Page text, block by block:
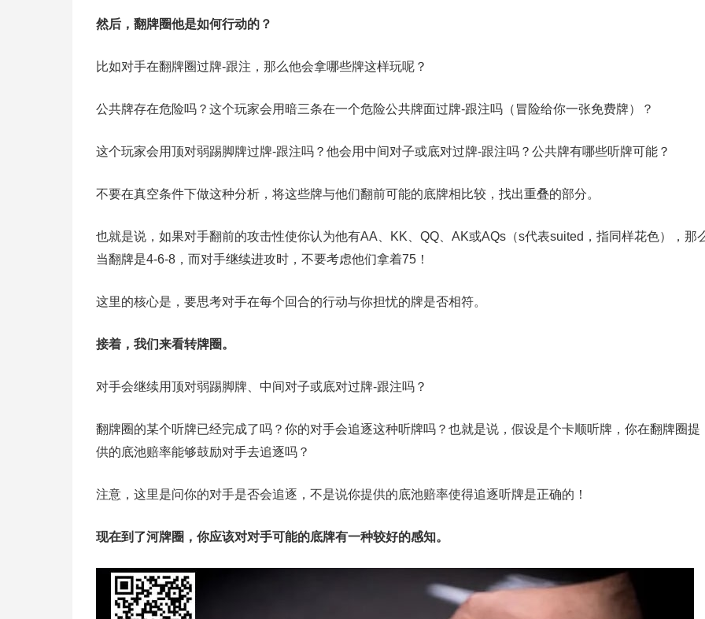
然后，翻牌圈他是如何行动的？
比如对手在翻牌圈过牌-跟注，那么他会拿哪些牌这样玩呢？
公共牌存在危险吗？这个玩家会用暗三条在一个危险公共牌面过牌-跟注吗（冒险给你一张免费牌）？
这个玩家会用顶对弱踢脚牌过牌-跟注吗？他会用中间对子或底对过牌-跟注吗？公共牌有哪些听牌可能？
不要在真空条件下做这种分析，将这些牌与他们翻前可能的底牌相比较，找出重叠的部分。
也就是说，如果对手翻前的攻击性使你认为他有AA、KK、QQ、AK或AQs（s代表suited，指同样花色），那
当翻牌是4-6-8，而对手继续进攻时，不要考虑他们拿着75！
这里的核心是，要思考对手在每个回合的行动与你担忧的牌是否相符。
接着，我们来看转牌圈。
对手会继续用顶对弱踢脚牌、中间对子或底对过牌-跟注吗？
翻牌圈的某个听牌已经完成了吗？你的对手会追逐这种听牌吗？也就是说，假设是个卡顺听牌，你在翻牌圈提
供的底池赔率能够鼓励对手去追逐吗？
注意，这里是问你的对手是否会追逐，不是说你提供的底池赔率使得追逐听牌是正确的！
现在到了河牌圈，你应该对对手可能的底牌有一种较好的感知。